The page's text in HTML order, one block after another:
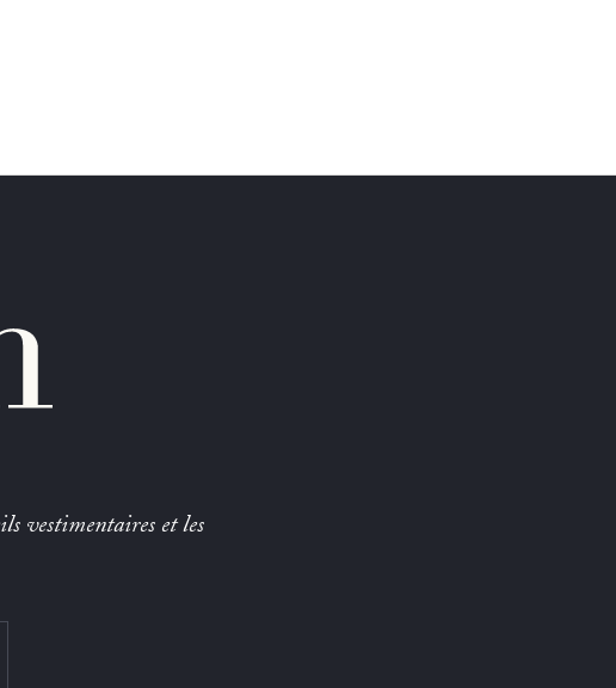
vestimentaires et les